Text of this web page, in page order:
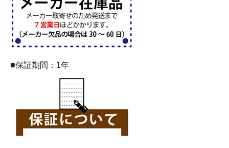
■保証期間：1年